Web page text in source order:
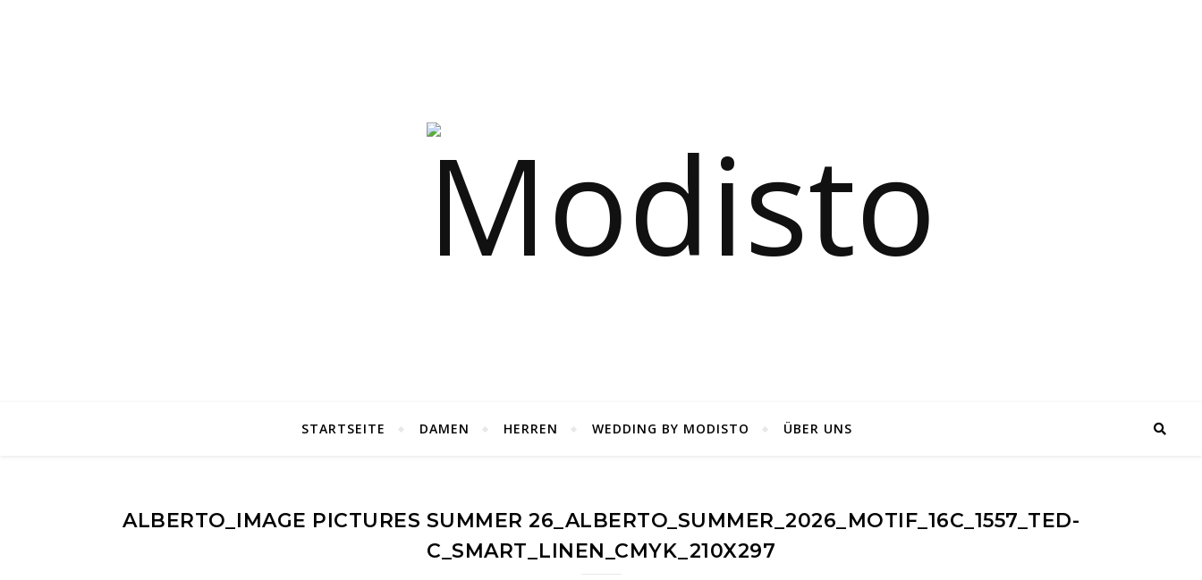
STARTSEITE DAMEN HERREN WEDDING BY MODISTO ÜBER UNS
ALBERTO_IMAGE PICTURES SUMMER 26_ALBERTO_SUMMER_2026_MOTIF_16C_1557_TED-
C_SMART_LINEN_CMYK_210X297